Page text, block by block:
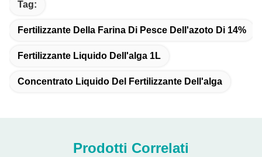
Tag:
Fertilizzante Della Farina Di Pesce Dell'azoto Di 14%
Fertilizzante Liquido Dell'alga 1L
Concentrato Liquido Del Fertilizzante Dell'alga
Prodotti Correlati